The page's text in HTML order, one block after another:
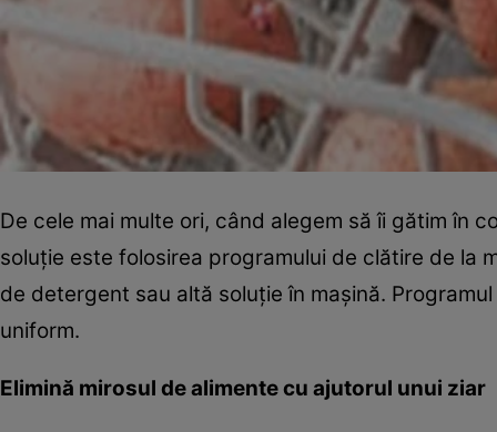
De cele mai multe ori, când alegem să îi gătim în
soluție este folosirea programului de clătire de la
de detergent sau altă soluție în mașină.
uniform.
Elimină mirosul de alimente cu ajutorul unui ziar